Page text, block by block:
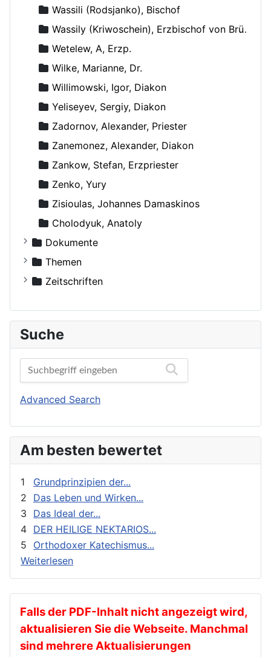
Wassili (Rodsjanko), Bischof
Wassily (Kriwoschein), Erzbischof von Brüssel
Wetelew, A, Erzp.
Wilke, Marianne, Dr.
Willimowski, Igor, Diakon
Yeliseyev, Sergiy, Diakon
Zadornov, Alexander, Priester
Zanemonez, Alexander, Diakon
Zankow, Stefan, Erzpriester
Zenko, Yury
Zisioulas, Johannes Damaskinos
Сholodyuk, Anatoly
Dokumente
Russische Orthodoxe Kirche
Russische Orthodoxe Kirche im Ausland
Themen
Agiographie (Viten)
Autokephale und autonome Kirchen
Beziehung und Ehe
Bibelwissenschaft
Biographien
Buchbesprechungen und Nachrichten
Exegese
Feste
Geistliches Leben
Geschichte
gnadenhafte Erscheinungen
Heilige
Ikonen
Kalender
Katechese
Kinder und Jugendarbeit
Zeitschriften
Der Frohbote
DOM
Orthodoxe Stimmen
Orthodoxes Franken
Orthodoxie Heute
Stimme der Orthodoxie
Suche
Advanced Search
Am besten bewertet
1
Grundprinzipien der...
2
Das Leben und Wirken...
3
Das Ideal der...
4 DER HEILIGE NEKTARIOS...
5
Orthodoxer Katechismus...
Weiterlesen
Falls der PDF-Inhalt nicht angezeigt wird,
aktualisieren Sie die Webseite. Manchmal
sind mehrere Aktualisierungen